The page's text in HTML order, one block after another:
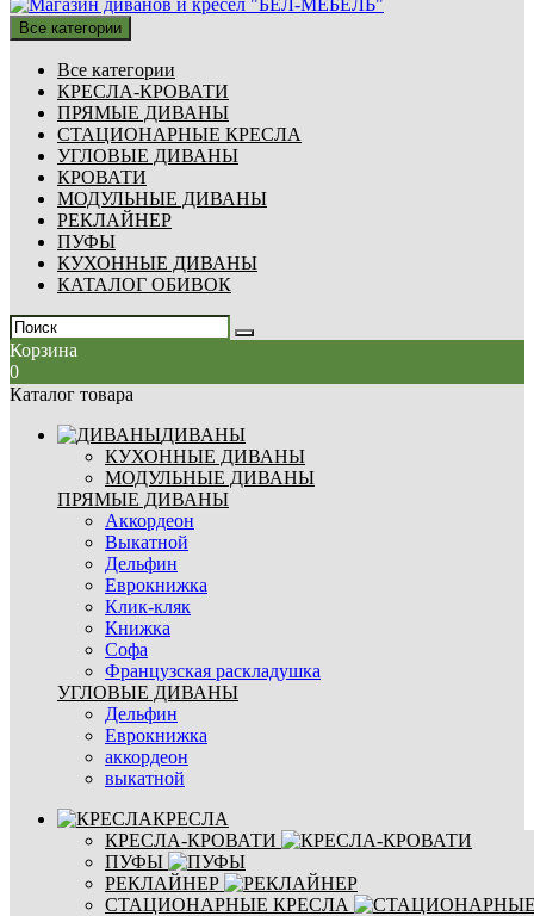
Все категории
Все категории
КРЕСЛА-КРОВАТИ
ПРЯМЫЕ ДИВАНЫ
СТАЦИОНАРНЫЕ КРЕСЛА
УГЛОВЫЕ ДИВАНЫ
КРОВАТИ
МОДУЛЬНЫЕ ДИВАНЫ
РЕКЛАЙНЕР
ПУФЫ
КУХОННЫЕ ДИВАНЫ
КАТАЛОГ ОБИВОК
Корзина
0
Каталог товара
ДИВАНЫ
КУХОННЫЕ ДИВАНЫ
МОДУЛЬНЫЕ ДИВАНЫ
ПРЯМЫЕ ДИВАНЫ
Аккордеон
Выкатной
Дельфин
Еврокнижка
Клик-кляк
Книжка
Софа
Французская раскладушка
УГЛОВЫЕ ДИВАНЫ
Дельфин
Еврокнижка
аккордеон
выкатной
КРЕСЛА
КРЕСЛА-КРОВАТИ
ПУФЫ
РЕКЛАЙНЕР
СТАЦИОНАРНЫЕ КРЕСЛА